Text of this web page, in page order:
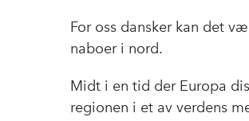
For oss dansker kan det
naboer i nord.
Midt i en tid der Europa
regionen i et av verdens